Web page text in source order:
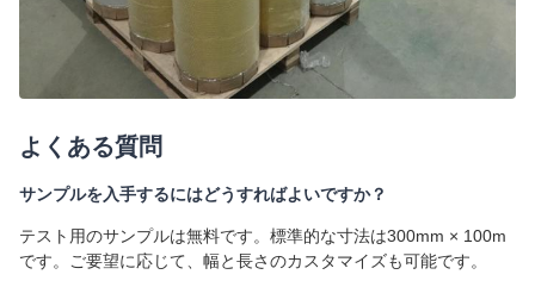
よくある質問
サンプルを入手するにはどうすればよいですか？
テスト用のサンプルは無料です。標準的な寸法は300mm × 100m
です。ご要望に応じて、幅と長さのカスタマイズも可能です。